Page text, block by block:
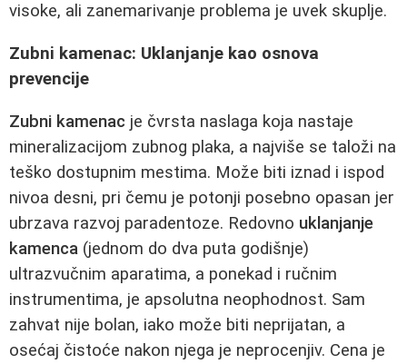
visoke, ali zanemarivanje problema je uvek skuplje.
Zubni kamenac: Uklanjanje kao osnova
prevencije
Zubni kamenac je čvrsta naslaga koja nastaje
mineralizacijom zubnog plaka, a najviše se taloži na
teško dostupnim mestima. Može biti iznad i ispod
nivoa desni, pri čemu je potonji posebno opasan jer
ubrzava razvoj paradentoze. Redovno uklanjanje
kamenca (jednom do dva puta godišnje)
ultrazvučnim aparatima, a ponekad i ručnim
instrumentima, je apsolutna neophodnost. Sam
zahvat nije bolan, iako može biti neprijatan, a
osećaj čistoće nakon njega je neprocenjiv. Cena je